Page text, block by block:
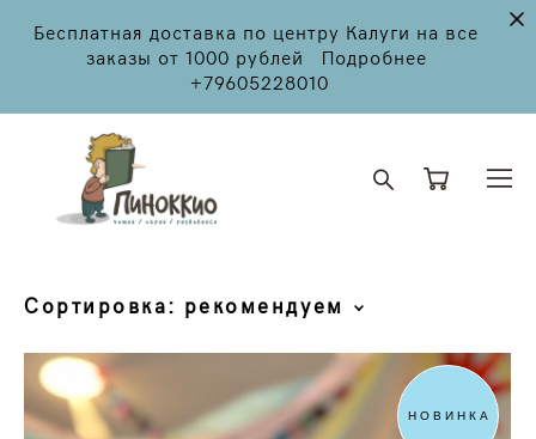
Бесплатная доставка по центру Калуги на все
заказы от 1000 рублей Подробнее
+79605228010
Сортировка: рекомендуем
НОВИНКА